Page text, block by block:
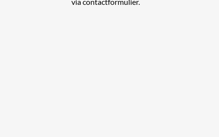
via contactformulier.